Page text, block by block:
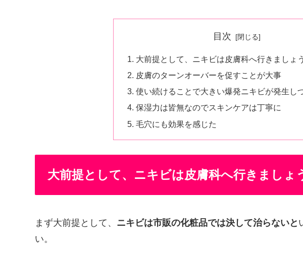
目次
大前提として、ニキビは皮膚科へ行きましょう
皮膚のターンオーバーを促すことが大事
使い続けることで大きい爆発ニキビが発生し
保湿力は皆無なのでスキンケアは丁寧に
毛穴にも効果を感じた
大前提として、ニキビは皮膚科へ行きましょ
まず大前提として、 ニキビは市販の化粧品では決して治らないと
い。